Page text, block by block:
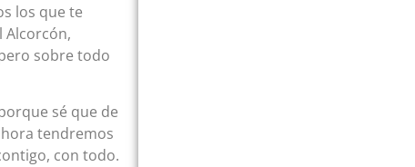
los que te
Alcorcón,
sobre todo
sé que de
tendremos
con todo.